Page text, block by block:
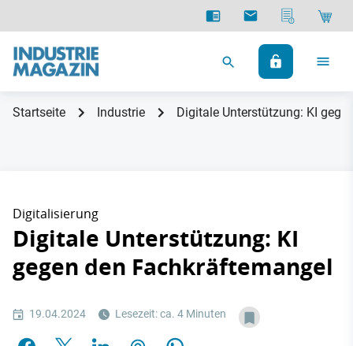
Startseite Industrie Digitale Unterstützung: KI
Digitalisierung
Digitale Unterstützung: KI
gegen den Fachkräftemangel
19.04.2024 Lesezeit: ca. 4 Minuten